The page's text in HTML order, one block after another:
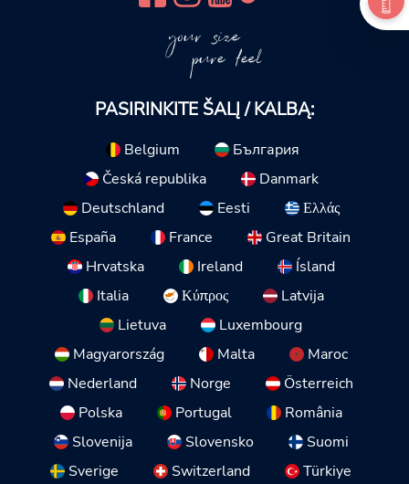
your size
pure feel
PASIRINKITE ŠALĮ / KALBĄ:
Belgium
България
Česká republika
Danmark
Deutschland
Eesti
Ελλάς
España
France
Great Britain
Hrvatska
Ireland
Ísland
Italia
Κύπρος
Latvija
Lietuva
Luxembourg
Magyarország
Malta
Maroc
Nederland
Norge
Österreich
Polska
Portugal
România
Slovenija
Slovensko
Suomi
Sverige
Switzerland Türkiye